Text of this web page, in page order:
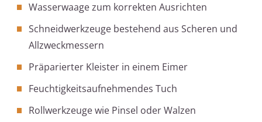
Wasserwaage zum korrekten Ausrichten
Schneidwerkzeuge bestehend aus Scheren und
Allzweckmessern
Präparierter Kleister in einem Eimer
Feuchtigkeitsaufnehmendes Tuch
Rollwerkzeuge wie Pinsel oder Walzen